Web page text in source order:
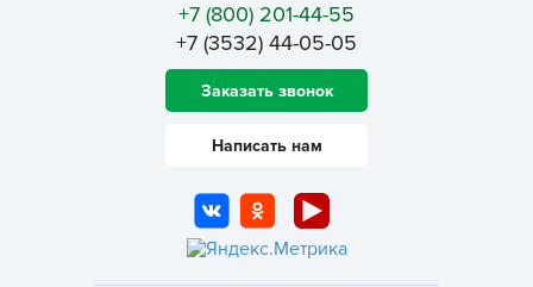
+7 (800) 201-44-55
+7 (3532) 44-05-05
Заказать звонок
Написать нам